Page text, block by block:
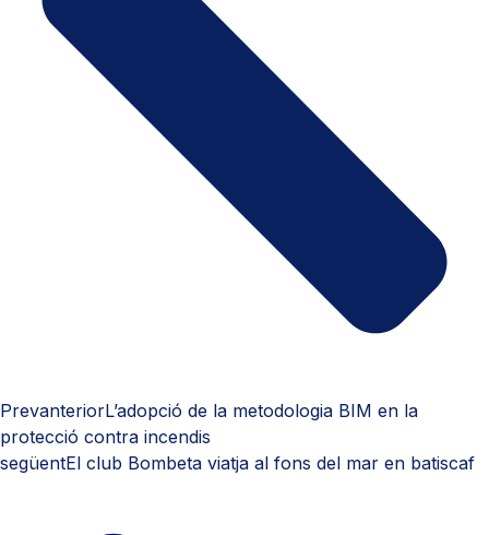
PrevanteriorL’adopció de la metodologia BIM en la
protecció contra incendis
següentEl club Bombeta viatja al fons del mar en batiscaf